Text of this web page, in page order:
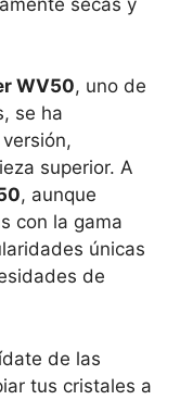
WV50, uno de
se ha
superior. A
, aunque
con la gama
únicas
de
de las
tus cristales a